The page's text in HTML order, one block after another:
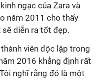
ngạc của Zara và
năm 2011 cho thấy
diễn ra tốt đẹp.
viên độc lập trong
2016 khẳng định rất
nghĩ rằng đó là một